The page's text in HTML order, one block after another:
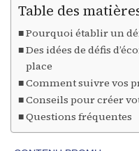
Table des
Pourquoi établir un
Des idées de défis
place
Comment suivre vos
Conseils pour créer
Questions fréquentes